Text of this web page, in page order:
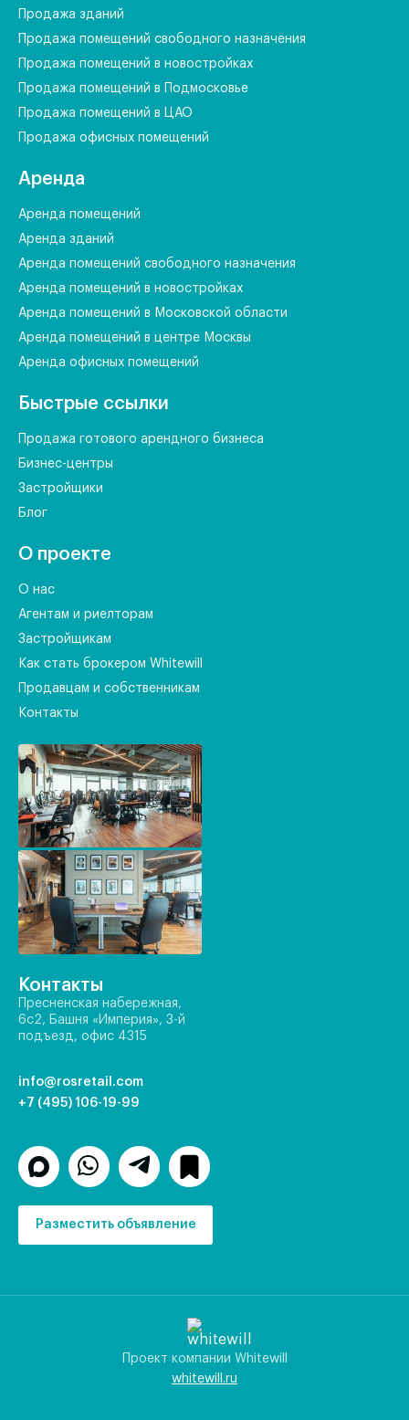
Продажа зданий
Продажа помещений свободного назначения
Продажа помещений в новостройках
Продажа помещений в Подмосковье
Продажа помещений в ЦАО
Продажа офисных помещений
Аренда
Аренда помещений
Аренда зданий
Аренда помещений свободного назначения
Аренда помещений в новостройках
Аренда помещений в Московской области
Аренда помещений в центре Москвы
Аренда офисных помещений
Быстрые ссылки
Продажа готового арендного бизнеса
Бизнес-центры
Застройщики
Блог
О проекте
О нас
Агентам и риелторам
Застройщикам
Как стать брокером Whitewill
Продавцам и собственникам
Контакты
Контакты
Пресненская набережная,
6с2, Башня «Империя», 3-й
подъезд, офис 4315
info@rosretail.com
+7 (495) 106-19-99
Разместить объявление
Проект компании Whitewill
whitewill.ru